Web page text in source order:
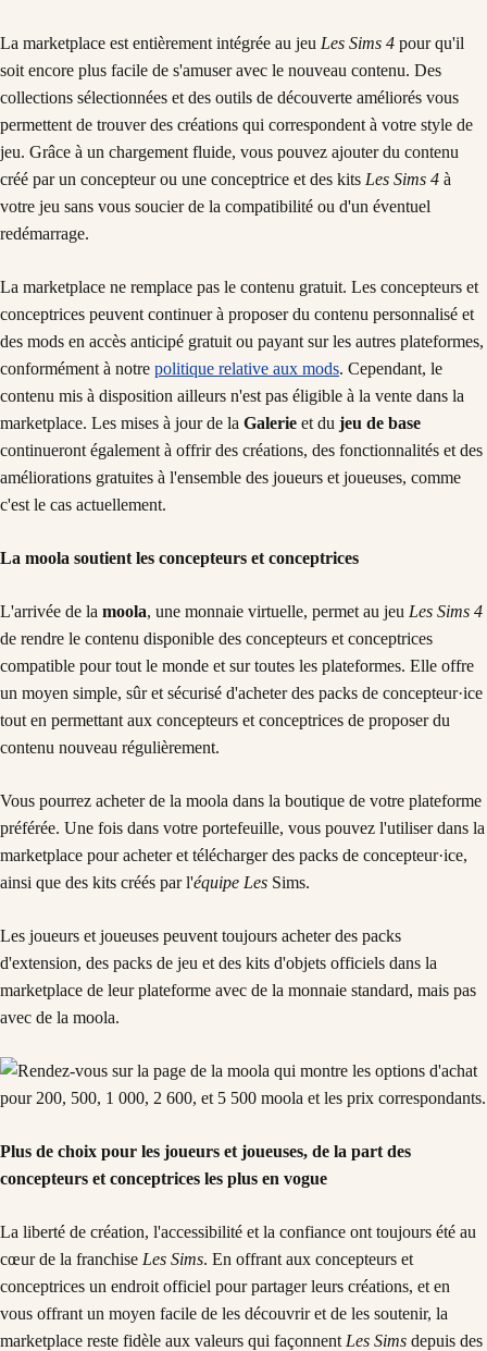
La marketplace est entièrement intégrée au jeu Les Sims 4 pour qu'il
soit encore plus facile de s'amuser avec le nouveau contenu. Des
collections sélectionnées et des outils de découverte améliorés vous
permettent de trouver des créations qui correspondent à votre style de
jeu. Grâce à un chargement fluide, vous pouvez ajouter du contenu
créé par un concepteur ou une conceptrice et des kits Les Sims 4 à
votre jeu sans vous soucier de la compatibilité ou d'un éventuel
redémarrage.
La marketplace ne remplace pas le contenu gratuit. Les concepteurs et
conceptrices peuvent continuer à proposer du contenu personnalisé et
des mods en accès anticipé gratuit ou payant sur les autres plateformes,
conformément à notre politique relative aux mods. Cependant, le
contenu mis à disposition ailleurs n'est pas éligible à la vente dans la
marketplace. Les mises à jour de la Galerie et du jeu de base
continueront également à offrir des créations, des fonctionnalités et des
améliorations gratuites à l'ensemble des joueurs et joueuses, comme
c'est le cas actuellement.
La moola soutient les concepteurs et conceptrices
L'arrivée de la moola, une monnaie virtuelle, permet au jeu Les Sims 4
de rendre le contenu disponible des concepteurs et conceptrices
compatible pour tout le monde et sur toutes les plateformes. Elle offre
un moyen simple, sûr et sécurisé d'acheter des packs de concepteur·ice
tout en permettant aux concepteurs et conceptrices de proposer du
contenu nouveau régulièrement.
Vous pourrez acheter de la moola dans la boutique de votre plateforme
préférée. Une fois dans votre portefeuille, vous pouvez l'utiliser dans la
marketplace pour acheter et télécharger des packs de concepteur·ice,
ainsi que des kits créés par l'équipe Les Sims.
Les joueurs et joueuses peuvent toujours acheter des packs
d'extension, des packs de jeu et des kits d'objets officiels dans la
marketplace de leur plateforme avec de la monnaie standard, mais pas
avec de la moola.
Plus de choix pour les joueurs et joueuses, de la part des
concepteurs et conceptrices les plus en vogue
La liberté de création, l'accessibilité et la confiance ont toujours été au
cœur de la franchise Les Sims. En offrant aux concepteurs et
conceptrices un endroit officiel pour partager leurs créations, et en
vous offrant un moyen facile de les découvrir et de les soutenir, la
marketplace reste fidèle aux valeurs qui façonnent Les Sims depuis des